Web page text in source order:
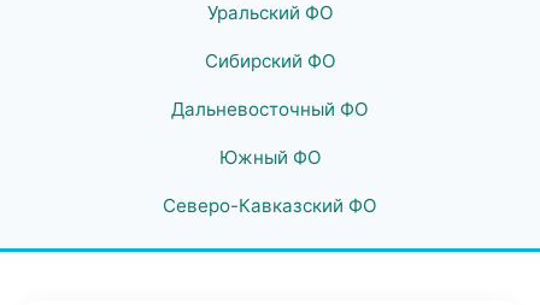
Уральский ФО
Сибирский ФО
Дальневосточный ФО
Южный ФО
Северо-Кавказский ФО